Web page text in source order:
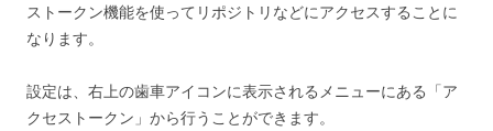
ストークン機能を使ってリポジトリなどにアクセスすることに
なります。
設定は、右上の歯車アイコンに表示されるメニューにある「ア
クセストークン」から行うことができます。